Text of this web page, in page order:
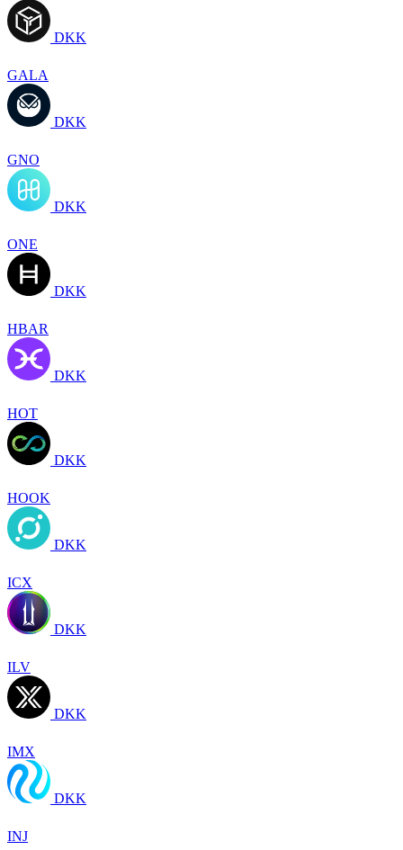
DKK
GALA
DKK
GNO
DKK
ONE
DKK
HBAR
DKK
HOT
DKK
HOOK
DKK
ICX
DKK
ILV
DKK
IMX
DKK
INJ